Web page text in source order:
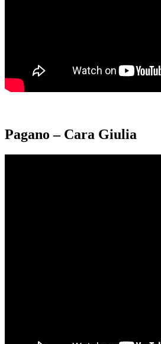
Pagano – Cara Giulia